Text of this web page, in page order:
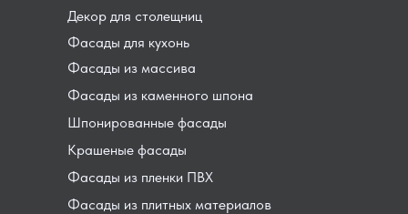
Фасады для кухонь
Декор для столещниц
Шпонированные фасады
Фасады из массива
Фасады из каменного шпона
Крашеные фасады
Фасады из пленки ПВХ
Фасады из плитных материалов